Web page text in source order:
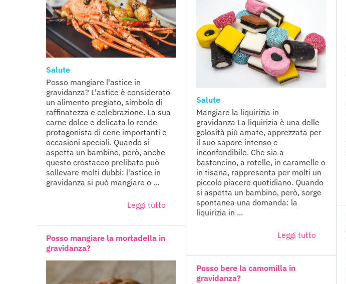
Salute
Posso mangiare l'astice in
gravidanza? L'astice è considerato
un alimento pregiato, simbolo di
raffinatezza e celebrazione. La sua
carne dolce e delicata lo rende
protagonista di cene importanti e
occasioni speciali. Quando si
aspetta un bambino, però, anche
questo crostaceo prelibato può
sollevare molti dubbi: l'astice in
gravidanza si può mangiare o ...
Leggi tutto
Salute
Mangiare la liquirizia in
gravidanza La liquirizia è una delle
golosità più amate, apprezzata per
il suo sapore intenso e
inconfondibile. Che sia a
bastoncino, a rotelle, in caramelle o
in tisana, rappresenta per molti un
piccolo piacere quotidiano. Quando
si aspetta un bambino, però, sorge
spontanea una domanda: la
liquirizia in ...
Leggi tutto
Posso mangiare la mortadella in
gravidanza?
Posso bere la camomilla in
gravidanza?